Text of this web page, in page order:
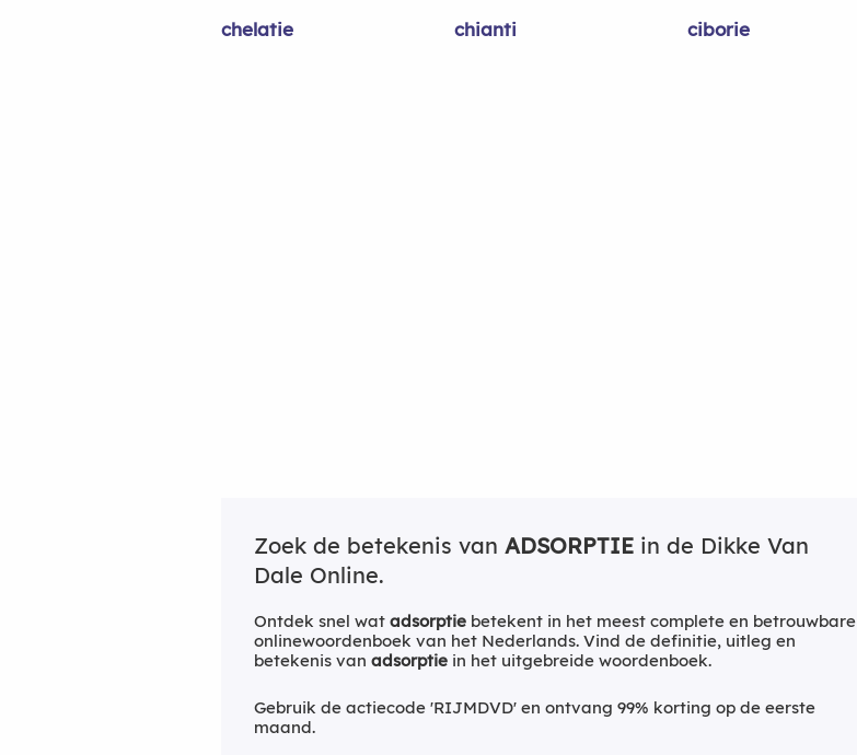
chelatie
chianti ciborie
Zoek de betekenis van ADSORPTIE in de Dikke Van
Dale Online.
Ontdek snel wat adsorptie betekent in het meest complete en betrouwbare
onlinewoordenboek van het Nederlands. Vind de definitie, uitleg en
betekenis van adsorptie in het uitgebreide woordenboek.
Gebruik de actiecode 'RIJMDVD' en ontvang 99% korting op de eerste
maand.